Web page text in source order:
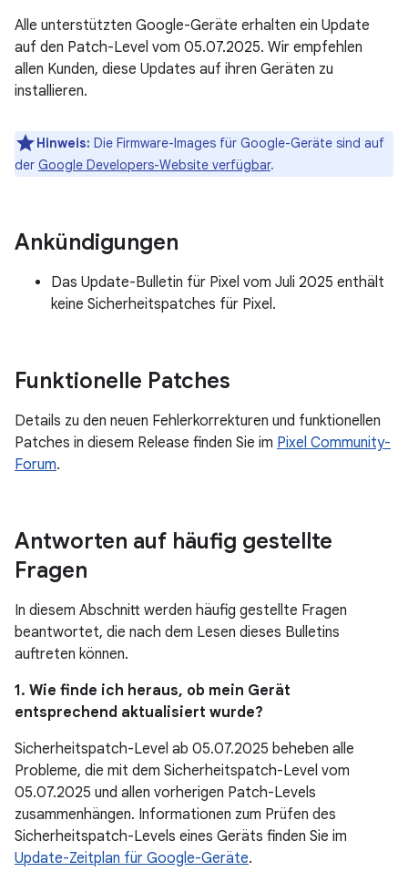
Alle unterstützten Google-Geräte erhalten ein Update
auf den Patch-Level vom 05.07.2025. Wir empfehlen
allen Kunden, diese Updates auf ihren Geräten zu
installieren.
Hinweis: Die Firmware-Images für Google-Geräte sind auf
der Google Developers-Website verfügbar.
Ankündigungen
Das Update-Bulletin für Pixel vom Juli 2025 enthält
keine Sicherheitspatches für Pixel.
Funktionelle Patches
Details zu den neuen Fehlerkorrekturen und funktionellen
Patches in diesem Release finden Sie im Pixel Community-
Forum.
Antworten auf häufig gestellte
Fragen
In diesem Abschnitt werden häufig gestellte Fragen
beantwortet, die nach dem Lesen dieses Bulletins
auftreten können.
1. Wie finde ich heraus, ob mein Gerät
entsprechend aktualisiert wurde?
Sicherheitspatch-Level ab 05.07.2025 beheben alle
Probleme, die mit dem Sicherheitspatch-Level vom
05.07.2025 und allen vorherigen Patch-Levels
zusammenhängen. Informationen zum Prüfen des
Sicherheitspatch-Levels eines Geräts finden Sie im
Update-Zeitplan für Google-Geräte.